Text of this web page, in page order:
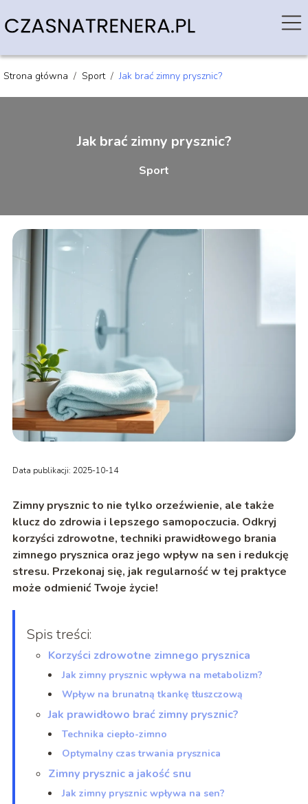
Strona główna / Sport /Jak brać zimny prysznic?
Jak brać zimny prysznic?
Sport
Data publikacji: 2025-10-14
Zimny prysznic to nie tylko orzeźwienie, ale także
klucz do zdrowia i lepszego samopoczucia. Odkryj
korzyści zdrowotne, techniki prawidłowego brania
zimnego prysznica oraz jego wpływ na sen i redukcję
stresu. Przekonaj się, jak regularność w tej praktyce
może odmienić Twoje życie!
Spis treści:
Korzyści zdrowotne zimnego prysznica
Jak zimny prysznic wpływa na metabolizm?
Wpływ na brunatną tkankę tłuszczową
Jak prawidłowo brać zimny prysznic?
Technika ciepło-zimno
Optymalny czas trwania prysznica
Zimny prysznic a jakość snu
Jak zimny prysznic wpływa na sen?